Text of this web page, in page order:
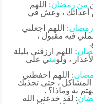
من رمضان: اللهم
أعدائك ، وعش في
رمضان: اللهم اجعلني
فيه مقبول ،
: اللهم ارزقني بليلة
، ولومني على
: اللهم احفظني
، حتى تجذبك
به وماذا؟ .
: لقد خدعني الله